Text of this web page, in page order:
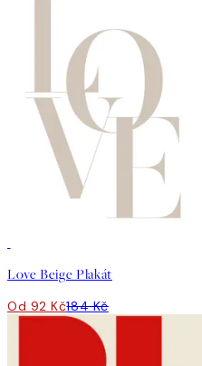
Love Beige Plakát
Od 92 Kč184 Kč